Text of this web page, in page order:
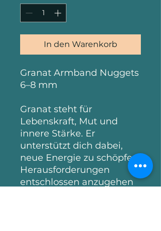
In den Warenkorb
Granat Armband Nuggets
6–8 mm
Granat steht für
Lebenskraft, Mut und
innere Stärke. Er
unterstützt dich dabei,
neue Energie zu schöpfen,
Herausforderungen
entschlossen anzugehen